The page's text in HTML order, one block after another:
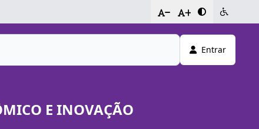
- +
Entrar
E INOVAÇÃO